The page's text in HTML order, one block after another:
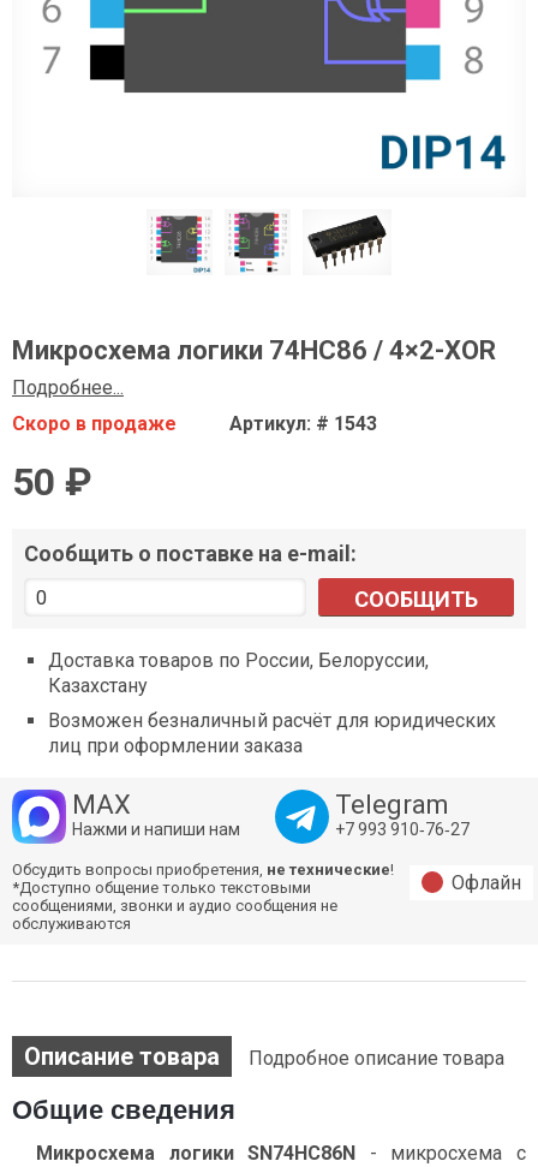
Микросхема логики 74HC86 / 4×2-XOR
Подробнее...
Скоро в продаже
Артикул: # 1543
50 ₽
Сообщить о поставке на e-mail:
СООБЩИТЬ
Доставка товаров по России, Белоруссии,
Казахстану
Возможен безналичный расчёт для юридических
лиц при оформлении заказа
MAX
Нажми и напиши нам
Telegram
+7 993 910‑76‑27
Обсудить вопросы приобретения, не технические!
*Доступно общение только текстовыми
сообщениями, звонки и аудио сообщения не
обслуживаются
Офлайн
Описание товара Подробное описание товара
Общие сведения
Микросхема логики SN74HC86N - микросхема с